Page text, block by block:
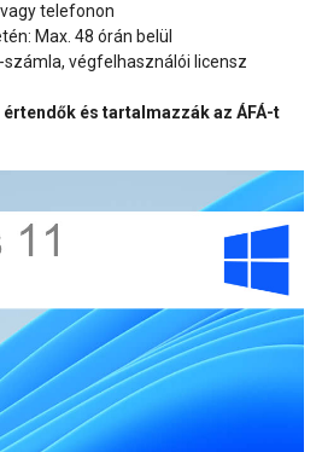
telefonon
Max. 48 órán belül
számla, végfelhasználói licensz
és tartalmazzák az ÁFÁ-t